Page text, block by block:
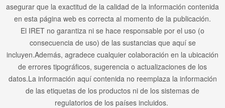
asegurar que la exactitud de la calidad de la información contenida
en esta página web es correcta al momento de la publicación.
El IRET no garantiza ni se hace responsable por el uso (o
consecuencia de uso) de las sustancias que aquí se
incluyen.Además, agradece cualquier colaboración en la ubicación
de errores tipográficos, sugerencia o actualizaciones de los
datos.La información aquí contenida no reemplaza la información
de las etiquetas de los productos ni de los sistemas de
regulatorios de los países incluidos.